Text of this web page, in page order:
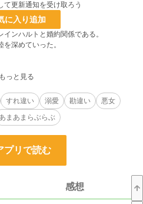
て更新通知を受け取ろう
に入り追加
ンハルトと婚約関係である。
深めていった。
、「二人の婚約を解消してほしい、レイ
促した。
女が帰った後、レインハルトとの会話で
た。
いいという決断をする。
になりきることを決意。
も、むしろあまり変わっていないことに
すれ違い 溺愛 勘違い
悪女
まあまらぶらぶ
プリで読む
感想